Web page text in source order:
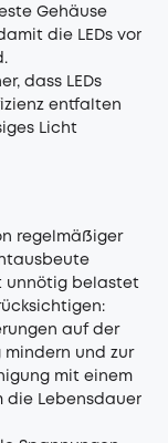
Gehäuse
die LEDs vor
dass LEDs
entfalten
Licht
regelmäßiger
unnötig belastet
auf der
mindern und zur
mit einem
die Lebensdauer